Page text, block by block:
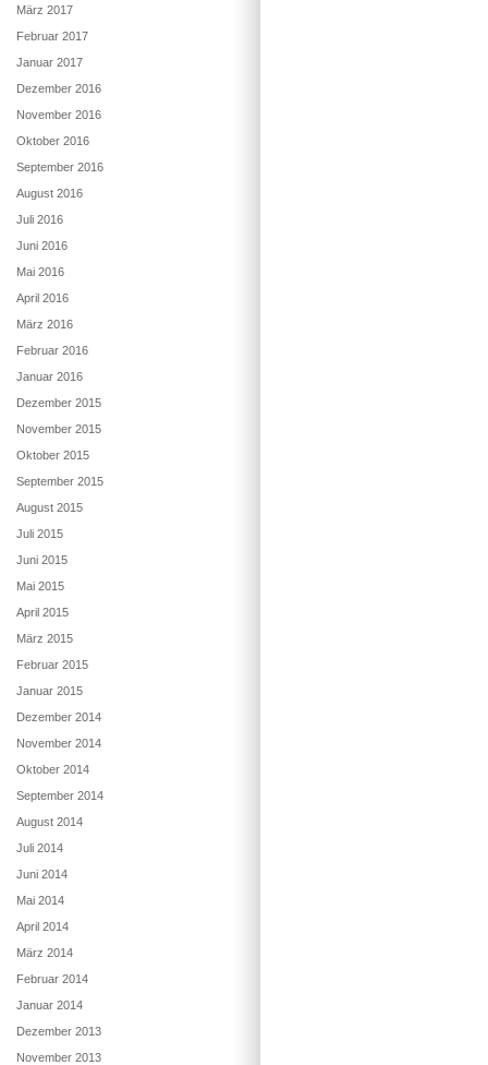
März 2017
Februar 2017
Januar 2017
Dezember 2016
November 2016
Oktober 2016
September 2016
August 2016
Juli 2016
Juni 2016
Mai 2016
April 2016
März 2016
Februar 2016
Januar 2016
Dezember 2015
November 2015
Oktober 2015
September 2015
August 2015
Juli 2015
Juni 2015
Mai 2015
April 2015
März 2015
Februar 2015
Januar 2015
Dezember 2014
November 2014
Oktober 2014
September 2014
August 2014
Juli 2014
Juni 2014
Mai 2014
April 2014
März 2014
Februar 2014
Januar 2014
Dezember 2013
November 2013